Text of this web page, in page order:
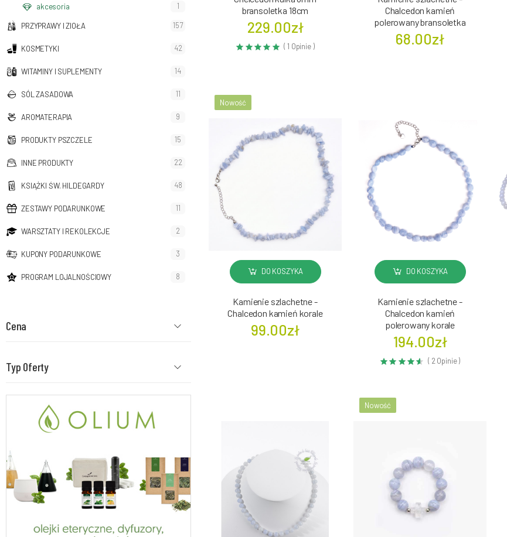
akcesoria
1
PRZYPRAWY I ZIOŁA 157
KOSMETYKI 42
WITAMINY I SUPLEMENTY 14
SÓL ZASADOWA 11
AROMATERAPIA 9
PRODUKTY PSZCZELE 15
INNE PRODUKTY 22
KSIĄŻKI ŚW. HILDEGARDY 48
ZESTAWY PODARUNKOWE 11
WARSZTATY I REKOLEKCJE 2
KUPONY PODARUNKOWE 3
PROGRAM LOJALNOŚCIOWY 8
Cena
Typ Oferty
bransoletka 18cm
229.00zł
( 1 Opinie )
Chalcedon kamień
polerowany bransoletka
68.00zł
Nowość
DO KOSZYKA
Kamienie szlachetne -
Chalcedon kamień korale
99.00zł
DO KOSZYKA
Kamienie szlachetne -
Chalcedon kamień
polerowany korale
194.00zł
( 2 Opinie )
Nowość